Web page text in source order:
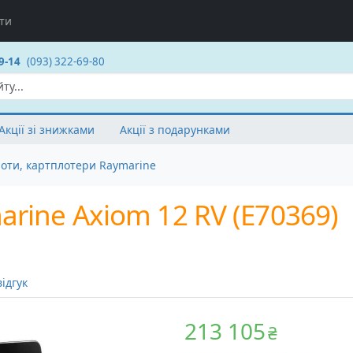
14 (093) 322-69-80
зі знижками Акції з подарунками
картплотери Raymarine
Axiom 12 RV (E70369)
213 105₴